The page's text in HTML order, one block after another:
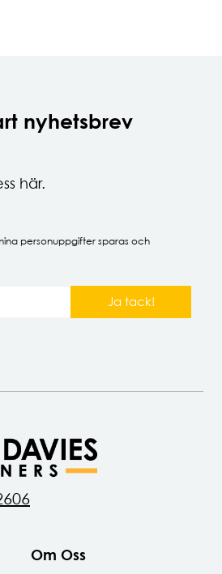
nyhetsbrev
här.
personuppgifter sparas och
Ja tack!
Om Oss